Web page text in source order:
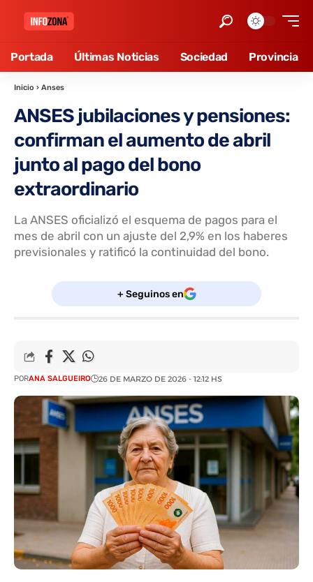
Portada Últimas Noticias Sociedad Provincia
Inicio › Anses
ANSES jubilaciones y pensiones:
confirman el aumento de abril
junto al pago del bono
extraordinario
La ANSES oficializó el esquema de pagos para el
mes de abril con un ajuste del 2,9% en los haberes
previsionales y ratificó la continuidad del bono.
+ Seguinos en
PORANA SALGUEIRO 26 DE MARZO DE 2026 - 12:12 HS